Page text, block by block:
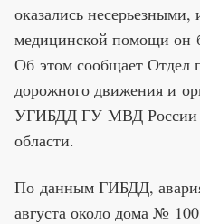
оказались несерьезными,
медицинской помощи он
Об этом сообщает Отдел
дорожного движения и
УГИБДД ГУ МВД России
области.
По данным ГИБДД,
августа около дома №